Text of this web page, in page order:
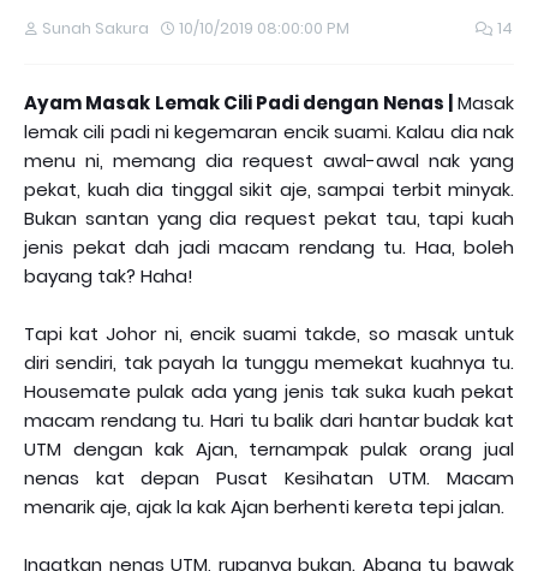
Sunah Sakura 10/10/2019 08:00:00 PM 14
Ayam Masak Lemak Cili Padi dengan Nenas | Masak
lemak cili padi ni kegemaran encik suami. Kalau dia nak
menu ni, memang dia request awal-awal nak yang
pekat, kuah dia tinggal sikit aje, sampai terbit minyak.
Bukan santan yang dia request pekat tau, tapi kuah
jenis pekat dah jadi macam rendang tu. Haa, boleh
bayang tak? Haha!
Tapi kat Johor ni, encik suami takde, so masak untuk
diri sendiri, tak payah la tunggu memekat kuahnya tu.
Housemate pulak ada yang jenis tak suka kuah pekat
macam rendang tu. Hari tu balik dari hantar budak kat
UTM dengan kak Ajan, ternampak pulak orang jual
nenas kat depan Pusat Kesihatan UTM. Macam
menarik aje, ajak la kak Ajan berhenti kereta tepi jalan.
Ingatkan nenas UTM, rupanya bukan. Abang tu bawak